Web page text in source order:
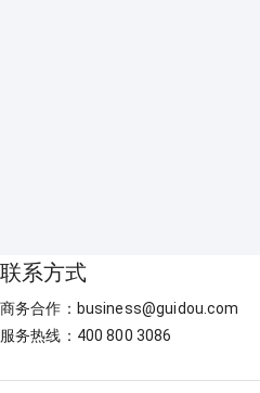
联系方式
商务合作：business@guidou.com
服务热线：400 800 3086